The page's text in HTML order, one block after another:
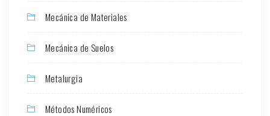
Mecánica de Materiales
Mecánica de Suelos
Metalurgia
Métodos Numéricos